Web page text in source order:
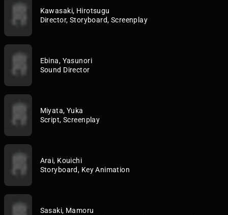
Kawasaki, Hirotsugu
Director, Storyboard, Screenplay
Ebina, Yasunori
Sound Director
Miyata, Yuka
Script, Screenplay
Arai, Kouichi
Storyboard, Key Animation
Sasaki, Mamoru